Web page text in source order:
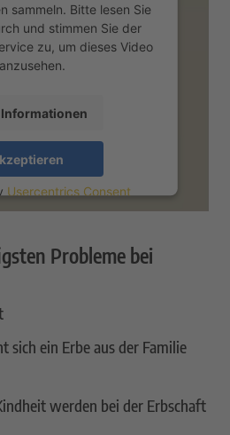
sammeln. Bitte lesen Sie
und stimmen Sie der
zu, um dieses Video
anzusehen.
Usercentrics Consent
Platform&eRecht24
Probleme bei
sich ein Erbe aus der Familie
werden bei der Erbschaft